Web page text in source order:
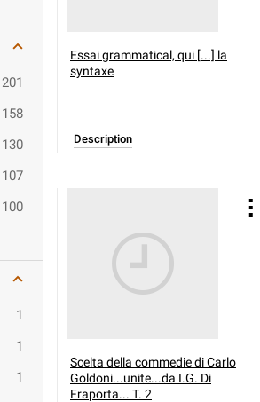
201
158
130
107
100
1
1
1
Essai grammatical, qui [...] la
syntaxe
Description
Scelta della commedie di Carlo
Goldoni...unite...da I.G. Di
Fraporta... T. 2